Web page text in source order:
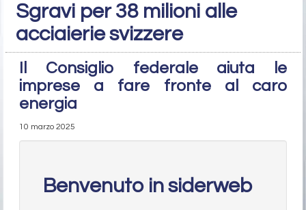
Sgravi per 38 milioni alle
acciaierie svizzere
Il Consiglio federale aiuta le
imprese a fare fronte al caro
energia
10 marzo 2025
Benvenuto in siderweb